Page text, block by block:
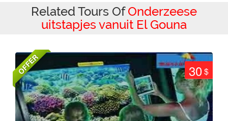
Related Tours OfOnderzeese
uitstapjes vanuit El Gouna
OFFER 30$